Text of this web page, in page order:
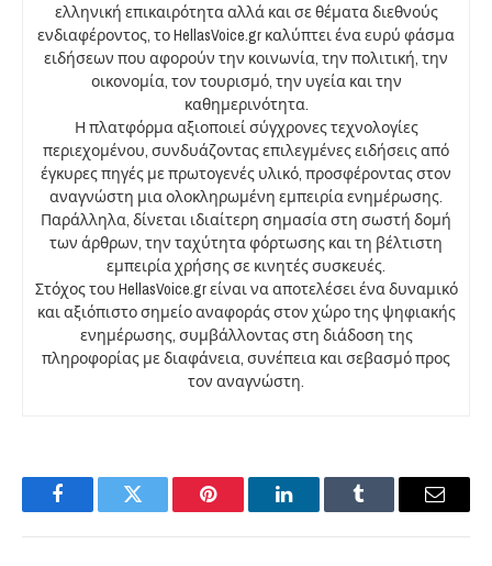
ελληνική επικαιρότητα αλλά και σε θέματα διεθνούς
ενδιαφέροντος, το HellasVoice.gr καλύπτει ένα ευρύ φάσμα
ειδήσεων που αφορούν την κοινωνία, την πολιτική, την
οικονομία, τον τουρισμό, την υγεία και την
καθημερινότητα.
Η πλατφόρμα αξιοποιεί σύγχρονες τεχνολογίες
περιεχομένου, συνδυάζοντας επιλεγμένες ειδήσεις από
έγκυρες πηγές με πρωτογενές υλικό, προσφέροντας στον
αναγνώστη μια ολοκληρωμένη εμπειρία ενημέρωσης.
Παράλληλα, δίνεται ιδιαίτερη σημασία στη σωστή δομή
των άρθρων, την ταχύτητα φόρτωσης και τη βέλτιστη
εμπειρία χρήσης σε κινητές συσκευές.
Στόχος του HellasVoice.gr είναι να αποτελέσει ένα δυναμικό
και αξιόπιστο σημείο αναφοράς στον χώρο της ψηφιακής
ενημέρωσης, συμβάλλοντας στη διάδοση της
πληροφορίας με διαφάνεια, συνέπεια και σεβασμό προς
τον αναγνώστη.
FacebookTwitter Pinterest LinkedInTumblr Email